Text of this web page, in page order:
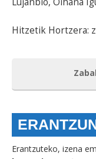
Hitzetik Hortzera:
Erantzuteko, izena